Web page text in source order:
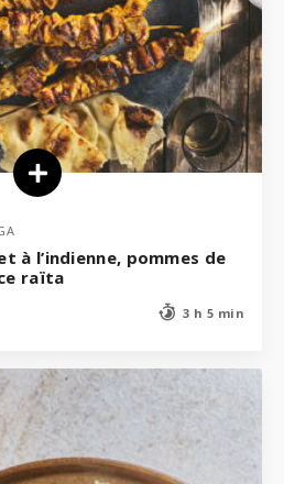
à l’indienne, pommes de
raïta
3 h 5 min